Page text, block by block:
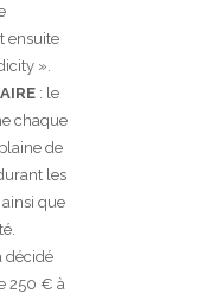
ensuite
».
: le
chaque
de
les
que
décidé
250 € à